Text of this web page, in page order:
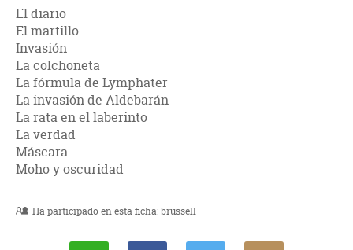
El diario
El martillo
Invasión
La colchoneta
La fórmula de Lymphater
La invasión de Aldebarán
La rata en el laberinto
La verdad
Máscara
Moho y oscuridad
Ha participado en esta ficha:brussell